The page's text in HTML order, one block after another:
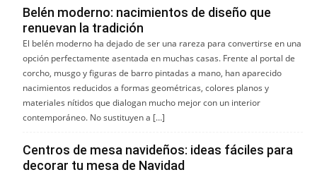
Belén moderno: nacimientos de diseño que
renuevan la tradición
El belén moderno ha dejado de ser una rareza para convertirse en una
opción perfectamente asentada en muchas casas. Frente al portal de
corcho, musgo y figuras de barro pintadas a mano, han aparecido
nacimientos reducidos a formas geométricas, colores planos y
materiales nítidos que dialogan mucho mejor con un interior
contemporáneo. No sustituyen a […]
Centros de mesa navideños: ideas fáciles para
decorar tu mesa de Navidad